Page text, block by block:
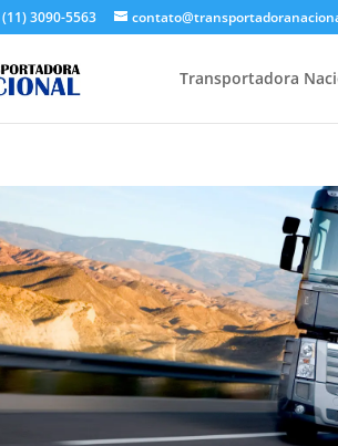
(11) 3090-5563
Transportadora